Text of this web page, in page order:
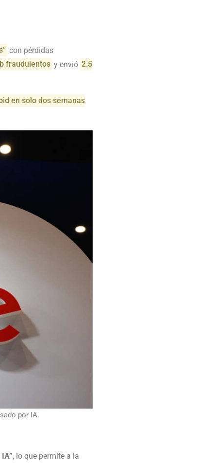
con pérdidas
fraudulentos y envió 2.5
en solo dos semanas
por IA.
, lo que permite a la